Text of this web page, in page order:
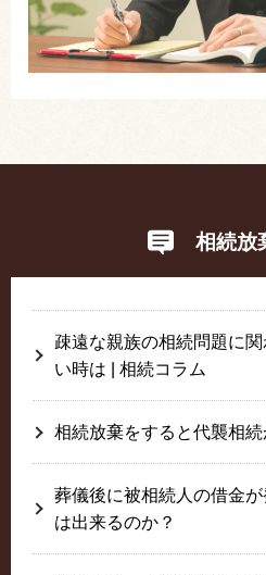
相続放
疎遠な親族の相続問題に
い時は | 相続コラム
相続放棄をすると代襲相
葬儀後に被相続人の借金
は出来るのか？